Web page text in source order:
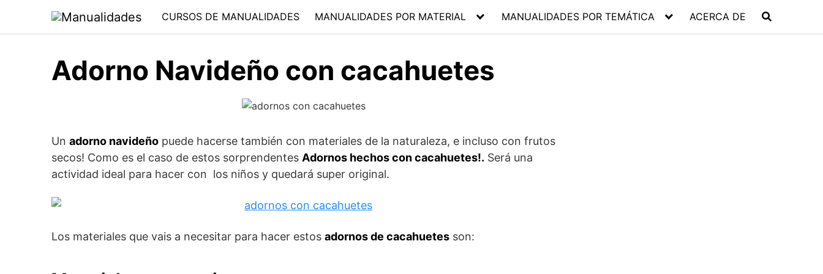
contenido
CURSOS DE MANUALIDADES MANUALIDADES POR MATERIAL MANUALIDADES POR TEMÁTICA ACERCA DE
Adorno Navideño con cacahuetes
Un adorno navideño puede hacerse también con materiales de la naturaleza, e incluso con frutos
secos! Como es el caso de estos sorprendentes Adornos hechos con cacahuetes!. Será una
actividad ideal para hacer con los niños y quedará super original.
Los materiales que vais a necesitar para hacer estos adornos de cacahuetes son: